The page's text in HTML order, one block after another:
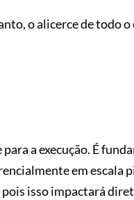
o alicerce de todo
a execução. É
em escala
isso impactará